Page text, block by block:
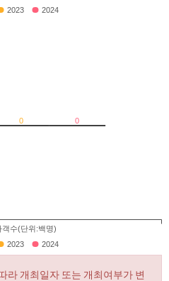
2023 2024
0 0
객수(단위:백명)
2023 2024
라 개최일자 또는 개최여부가 변